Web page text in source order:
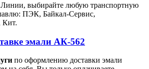
выбирайте любую транспортную
ПЭК, Байкал-Сервис,
Кит.
эмали АК-562
по оформлению доставки эмали